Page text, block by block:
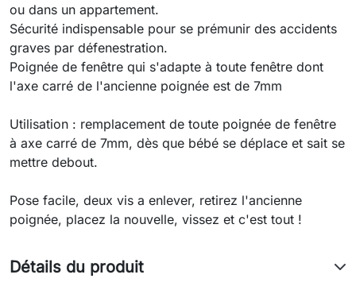
ou dans un appartement.
Sécurité indispensable pour se prémunir des accidents
graves par défenestration.
Poignée de fenêtre qui s'adapte à toute fenêtre dont
l'axe carré de l'ancienne poignée est de 7mm
Utilisation : remplacement de toute poignée de fenêtre
à axe carré de 7mm, dès que bébé se déplace et sait se
mettre debout.
Pose facile, deux vis a enlever, retirez l'ancienne
poignée, placez la nouvelle, vissez et c'est tout !
Détails du produit